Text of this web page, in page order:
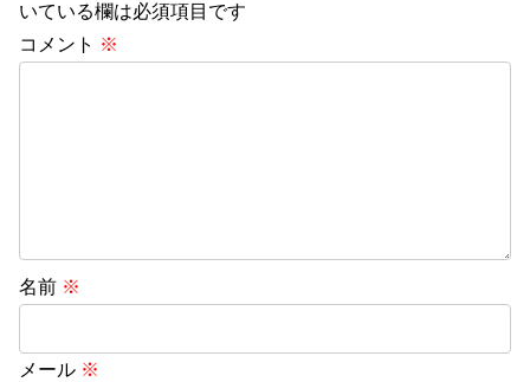
いている欄は必須項目です
コメント ※
名前 ※
メール ※